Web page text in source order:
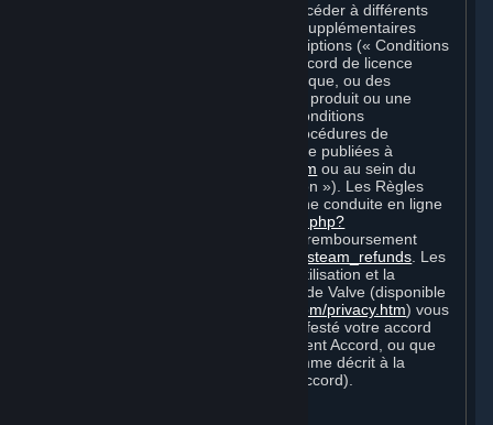
Chaque Souscription vous permet d'accéder à différents
Contenus et Services. Des conditions supplémentaires
peuvent s'appliquer à certaines Souscriptions (« Conditions
de Souscription ») (par exemple, un accord de licence
d'utilisateur final propre à un jeu spécifique, ou des
conditions d'utilisation spécifiques à un produit ou une
fonction de Steam). Par ailleurs, des conditions
supplémentaires (par exemple, des procédures de
paiement et de facturation) peuvent être publiées à
http://www.steampowered.com ou au sein du
service Steam (des « Règles d'utilisation »). Les Règles
d'utilisation incluent les Règles de bonne conduite en ligne
http://steampowered.com/index.php?
et la politique de remboursement
http://store.steampowered.com/steam_refunds . Les
Conditions de Souscription, Règles d'utilisation et la
Politique de protection de la vie privée de Valve (disponible
http://www.valvesoftware.com/privacy.htm) vous
engagent dès lors que vous avez manifesté votre accord
vis-à-vis de ces documents ou du présent Accord, ou que
vous devenez lié à ces documents comme décrit à la
Section 8 (Amendements au présent Accord).